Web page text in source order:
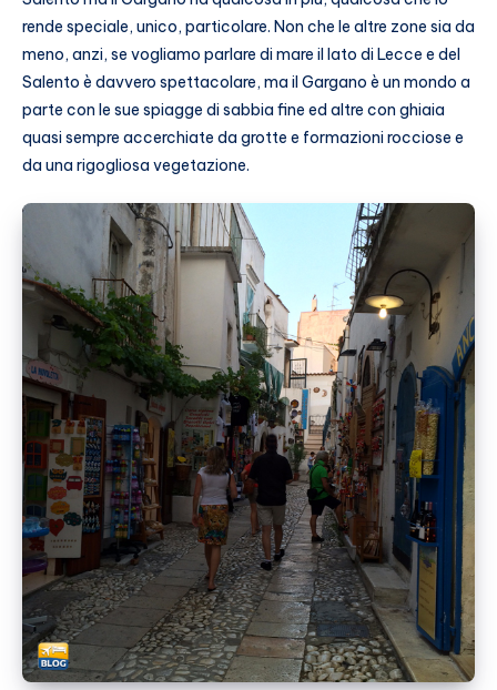
rende speciale, unico, particolare. Non che le altre zone sia da
meno, anzi, se vogliamo parlare di mare il lato di Lecce e del
Salento è davvero spettacolare, ma il Gargano è un mondo a
parte con le sue spiagge di sabbia fine ed altre con ghiaia
quasi sempre accerchiate da grotte e formazioni rocciose e
da una rigogliosa vegetazione.